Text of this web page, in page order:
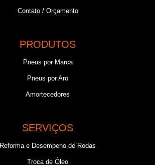
Contato / Orçamento
PRODUTOS
Pneus por Marca
Pneus por Aro
Amortecedores
SERVIÇOS
Reforma e Desempeno de Rodas
Troca de Óleo